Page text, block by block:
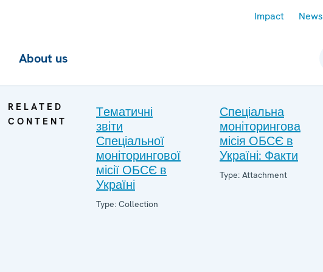
Impact News
About us
RELATED
CONTENT
Tематичні
звіти
Спеціальної
моніторингової
місії ОБСЄ в
Україні
Type: Collection
Спеціальна
моніторингова
місія ОБСЄ в
Україні: Факти
Type: Attachment